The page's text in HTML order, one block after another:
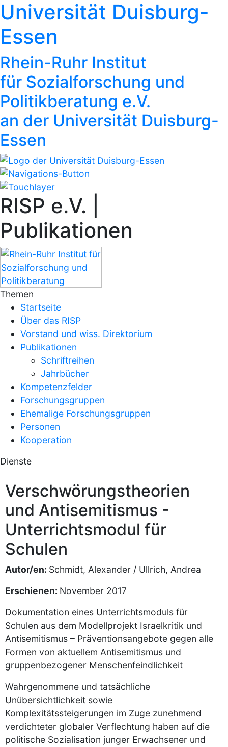
Universität Duisburg-
Essen
Rhein-Ruhr Institut
für Sozialforschung und
Politikberatung e.V.
an der Universität Duisburg-
Essen
RISP e.V. |
Publikationen
Themen
Startseite
Über das RISP
Vorstand und wiss. Direktorium
Publikationen
Schriftreihen
Jahrbücher
Kompetenzfelder
Forschungsgruppen
Ehemalige Forschungsgruppen
Personen
Kooperation
Dienste
Verschwörungstheorien
und Antisemitismus -
Unterrichtsmodul für
Schulen
Autor/en: Schmidt, Alexander / Ullrich, Andrea
Erschienen: November 2017
Dokumentation eines Unterrichtsmoduls für
Schulen aus dem Modellprojekt Israelkritik und
Antisemitismus – Präventionsangebote gegen alle
Formen von aktuellem Antisemitismus und
gruppenbezogener Menschenfeindlichkeit
Wahrgenommene und tatsächliche
Unübersichtlichkeit sowie
Komplexitätssteigerungen im Zuge zunehmend
verdichteter globaler Verflechtung haben auf die
politische Sozialisation junger Erwachsener und